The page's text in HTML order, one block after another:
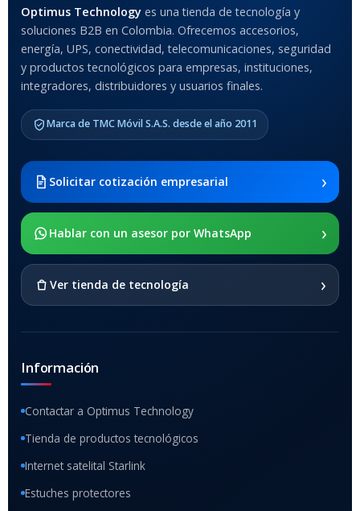
Anti-Shock
MODELO DE TABLETS
COMPATIBLES
2021 SM-x200 / Samsung
Galaxy Tab A8 10.5 2021 SM-
x205
SOPORTE DE APOYO
Optimus Technology es una tienda de tecnología y
soluciones B2B en Colombia. Ofrecemos accesorios,
energía, UPS, conectividad, telecomunicaciones, seguridad
y productos tecnológicos para empresas, instituciones,
integradores, distribuidores y usuarios finales.
Marca de TMC Móvil S.A.S. desde el año 2011
Solicitar cotización empresarial ›
Hablar con un asesor por WhatsApp ›
Ver tienda de tecnología ›
Información
Contactar a Optimus Technology
Tienda de productos tecnológicos
Internet satelital Starlink
Estuches protectores